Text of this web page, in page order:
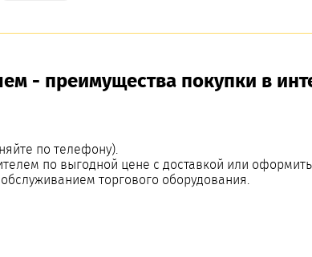
- преимущества покупки в
по телефону).
по выгодной цене с доставкой или
торгового оборудования.